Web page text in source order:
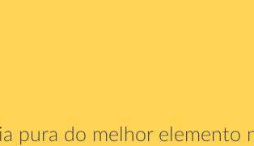
pura do melhor elemento